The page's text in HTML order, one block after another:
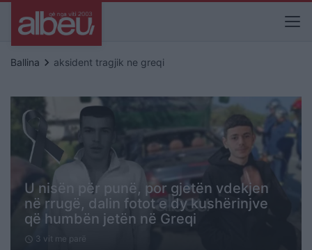
Ballina keyboard_arrow_right aksident tragjik ne greqi
U nisën për punë, por gjetën vdekjen
në rrugë, dalin fotot e dy kushërinjve
që humbën jetën në Greqi
schedule 3 vit me parë